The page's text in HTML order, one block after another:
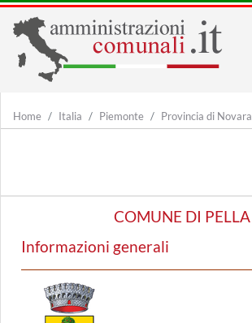
Home Italia Piemonte Provincia di Novara
COMUNE DI PELLA
Informazioni generali